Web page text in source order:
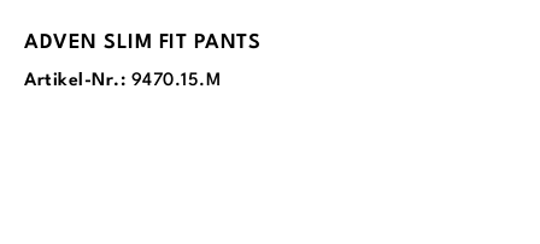
ADVEN SLIM FIT PANTS
Artikel-Nr.: 9470.15.M